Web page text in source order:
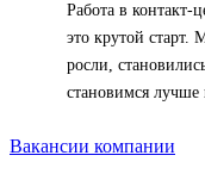
Работа в
это крутой старт.
росли,
становимся лучше
Вакансии компании